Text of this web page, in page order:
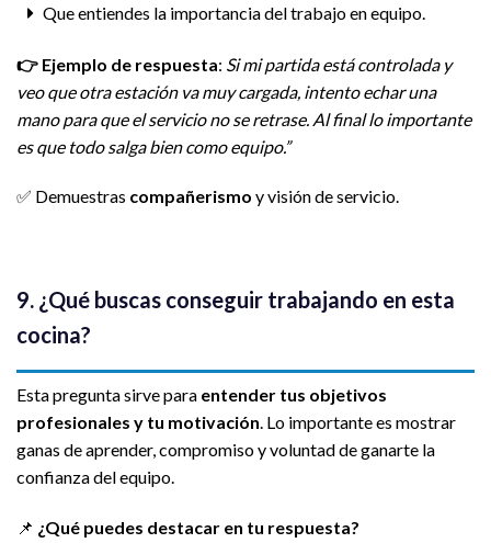
Que entiendes la importancia del trabajo en equipo.
👉 Ejemplo de respuesta: Si mi partida está controlada y
veo que otra estación va muy cargada, intento echar una
mano para que el servicio no se retrase. Al final lo importante
es que todo salga bien como equipo.”
✅ Demuestras compañerismo y visión de servicio.
9. ¿Qué buscas conseguir trabajando en esta
cocina?
Esta pregunta sirve para entender tus objetivos
profesionales y tu motivación. Lo importante es mostrar
ganas de aprender, compromiso y voluntad de ganarte la
confianza del equipo.
📌 ¿Qué puedes destacar en tu respuesta?